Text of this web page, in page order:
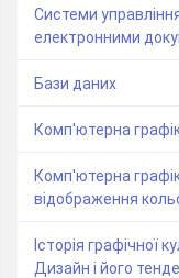
Системи
електронними
Бази даних
Комп'ютерна
Комп'ютерна
відображення
Історія графічної
Дизайн і його